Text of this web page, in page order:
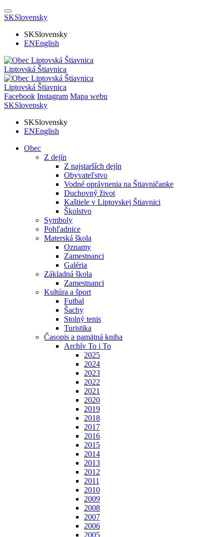
SKSlovensky
SKSlovensky
ENEnglish
Liptovská Štiavnica
Liptovská Štiavnica
Facebook Instagram Mapa webu
SKSlovensky
SKSlovensky
ENEnglish
Obec
Z dejín
Z najstarších dejín
Obyvateľstvo
Vodné oprávnenia na Štiavničanke
Duchovný život
Kaštiele v Liptovskej Štiavnici
Školstvo
Symboly
Pohľadnice
Materská škola
Oznamy
Zamestnanci
Galéria
Základná škola
Zamestnanci
Kultúra a šport
Futbal
Šachy
Stolný tenis
Turistika
Časopis a pamätná kniha
Archív To i To
2025
2024
2023
2022
2021
2020
2019
2018
2017
2016
2015
2014
2013
2012
2011
2010
2009
2008
2007
2006
2005